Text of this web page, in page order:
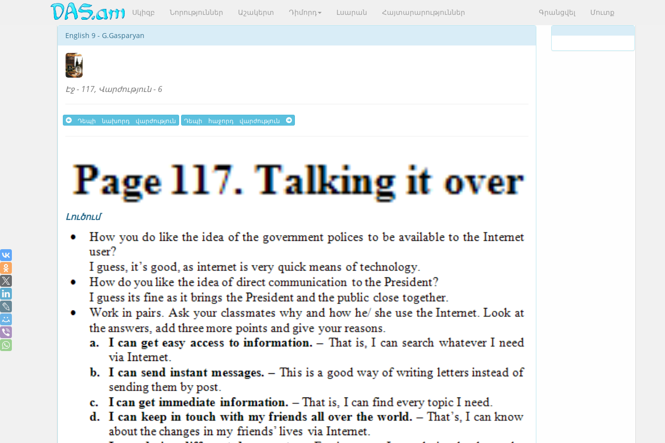
Սկիզբ Նորություններ Աշակերտ Դիմորդ Լսարան Հայտարարություններ Գրանցվել Մուտք
English 9 - G.Gasparyan
Էջ - 117, Վարժություն - 6
Դեպի նախորդ վարժություն Դեպի հաջորդ վարժություն
Լուծում